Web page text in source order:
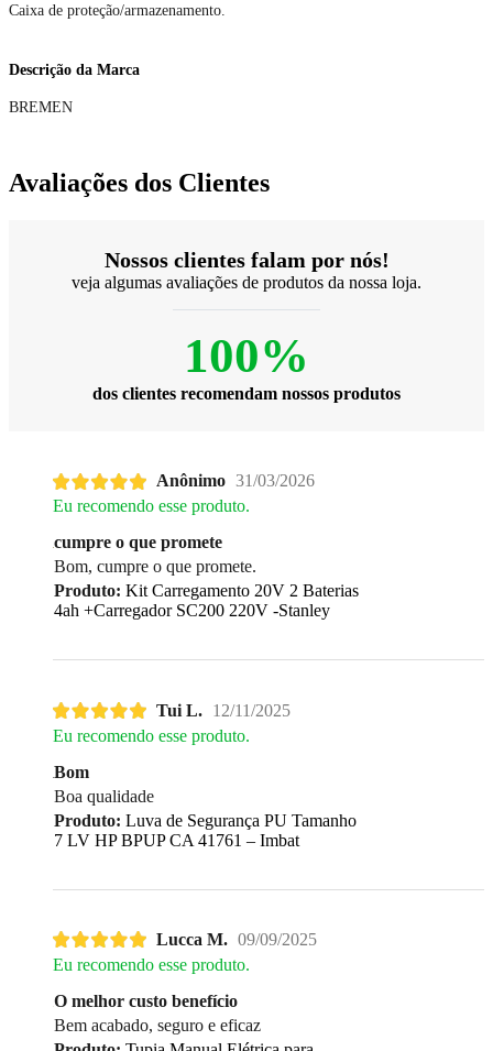
Caixa de proteção/armazenamento.
Descrição da Marca
BREMEN
Avaliações dos Clientes
Nossos clientes falam por nós!
veja algumas avaliações de produtos da nossa loja.
100%
dos clientes recomendam nossos produtos
Anônimo 31/03/2026
Eu recomendo esse produto.
cumpre o que promete
Bom, cumpre o que promete.
Produto: Kit Carregamento 20V 2 Baterias
4ah +Carregador SC200 220V -Stanley
Tui L. 12/11/2025
Eu recomendo esse produto.
Bom
Boa qualidade
Produto: Luva de Segurança PU Tamanho
7 LV HP BPUP CA 41761 – Imbat
Lucca M. 09/09/2025
Eu recomendo esse produto.
O melhor custo benefício
Bem acabado, seguro e eficaz